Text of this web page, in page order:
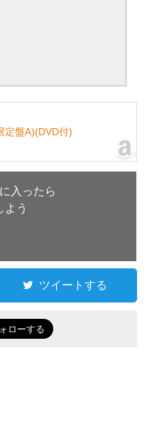
定盤A)(DVD付)
入ったら
よう
ツイートする